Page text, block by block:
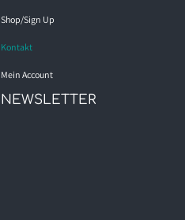
Shop/Sign Up
Kontakt
Mein Account
NEWSLETTER